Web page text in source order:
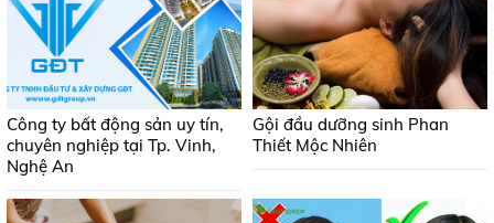
Công ty bất động sản uy tín,
chuyên nghiệp tại Tp. Vinh,
Nghệ An
Gội đầu dưỡng sinh Phan
Thiết Mộc Nhiên